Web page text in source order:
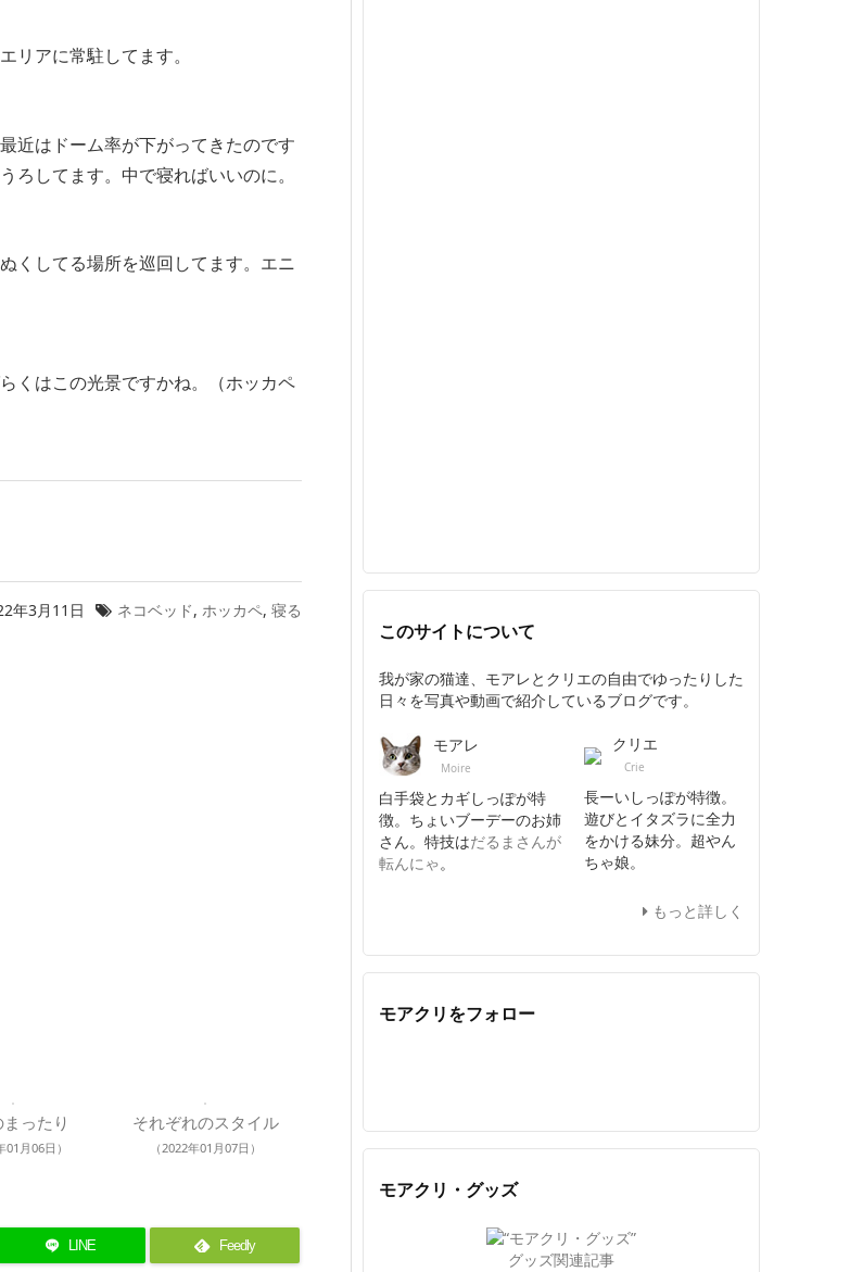
リアに常駐してます。
近はドーム率が下がってきたのです
してます。中で寝ればいいのに。
くしてる場所を巡回してます。エニ
くはこの光景ですかね。（ホッカペ
年3月11日 ネコベッド, ホッカペ, 寝る
ったり
01月06日）
それぞれのスタイル
（2022年01月07日）
LINE Feedly
このサイトについて
我が家の猫達、モアレとクリエの自由でゆったりした
日々を写真や動画で紹介しているブログです。
モアレ
Moire
白手袋とカギしっぽが特
徴。ちょいブーデーのお姉
さん。特技はだるまさんが
転んにゃ。
クリエ
Crie
長ーいしっぽが特徴。
遊びとイタズラに全力
をかける妹分。超やん
ちゃ娘。
もっと詳しく
モアクリをフォロー
モアクリ・グッズ
グッズ関連記事